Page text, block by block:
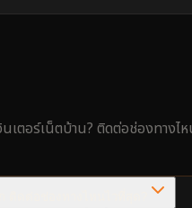
เตอร์เน็ตบ้าน? ติดต่อช่องทางไ